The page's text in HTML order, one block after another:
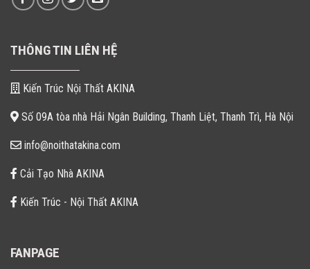
THÔNG TIN LIÊN HỆ
Kiến Trúc Nội Thất AKINA
Số 09A tòa nhà Hải Ngân Building, Thanh Liệt, Thanh Trì, Hà Nội
info@noithatakina.com
Cải Tạo Nhà AKINA
Kiến Trúc - Nội Thất AKINA
FANPAGE